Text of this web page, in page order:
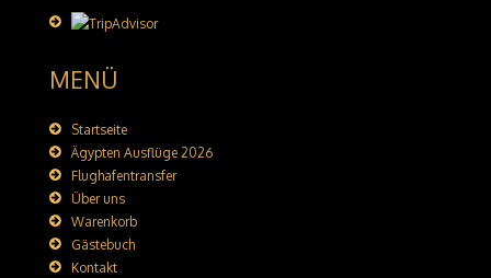
MENÜ
Startseite
Ägypten Ausflüge 2026
Flughafentransfer
Über uns
Warenkorb
Gästebuch
Kontakt